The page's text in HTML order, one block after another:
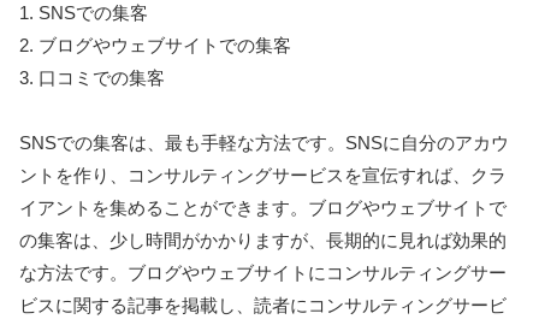
1. SNSでの集客
2. ブログやウェブサイトでの集客
3. 口コミでの集客
SNSでの集客は、最も手軽な方法です。SNSに自分のアカウ
ントを作り、コンサルティングサービスを宣伝すれば、クラ
イアントを集めることができます。ブログやウェブサイトで
の集客は、少し時間がかかりますが、長期的に見れば効果的
な方法です。ブログやウェブサイトにコンサルティングサー
ビスに関する記事を掲載し、読者にコンサルティングサービ